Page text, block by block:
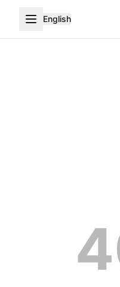
English